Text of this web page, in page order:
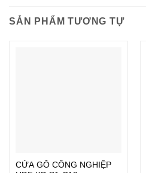
SẢN PHẨM TƯƠNG TỰ
CỬA GỖ CÔNG NGHIỆP